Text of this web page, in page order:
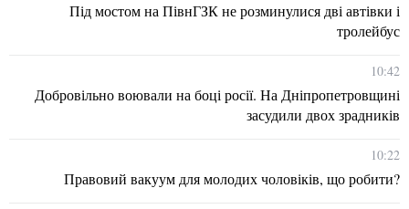
Під мостом на ПівнГЗК не розминулися дві автівки і
тролейбус
10:42
Добровільно воювали на боці росії. На Дніпропетровщині
засудили двох зрадників
10:22
Правовий вакуум для молодих чоловіків, що робити?